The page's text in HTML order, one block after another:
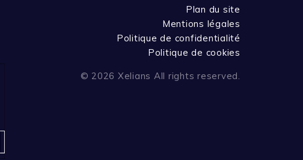
Plan du site
Mentions légales
Politique de confidentialité
Politique de cookies
© 2026 Xelians All rights reserved.